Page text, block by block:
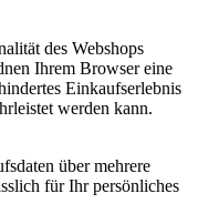
des Webshops
Ihrem Browser eine
Einkaufserlebnis
werden kann.
über mehrere
für Ihr persönliches